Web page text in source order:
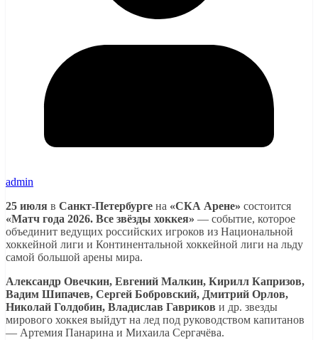
admin
25 июля в Санкт-Петербурге на «СКА Арене» состоится
«Матч года 2026. Все звёзды хоккея» — событие, которое
объединит ведущих российских игроков из Национальной
хоккейной лиги и Континентальной хоккейной лиги на льду
самой большой арены мира.
Александр Овечкин, Евгений Малкин, Кирилл Капризов,
Вадим Шипачев, Сергей Бобровский, Дмитрий Орлов,
Николай Голдобин, Владислав Гавриков и др. звезды
мирового хоккея выйдут на лед под руководством капитанов
— Артемия Панарина и Михаила Сергачёва.